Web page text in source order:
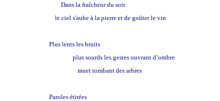
Dans la fraîcheur du soir
le ciel s'aube à la pierre et de goûter le vin
Plus lents les bruits
plus sourds les gestes ouvrant d’ombre
muet tombant des arbres
Paroles étirées